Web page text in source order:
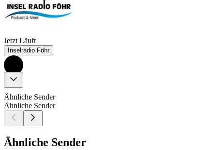
Jetzt Läuft
Inselradio Föhr
Ähnliche Sender
Ähnliche Sender
Ähnliche Sender